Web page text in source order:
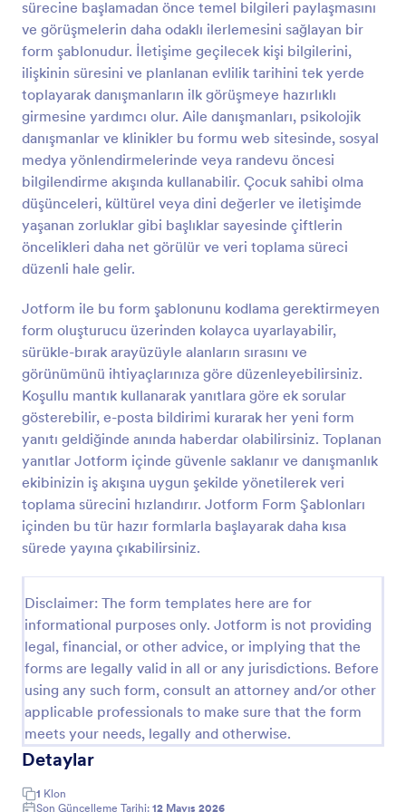
sürecine başlamadan önce temel bilgileri paylaşmasını
ve görüşmelerin daha odaklı ilerlemesini sağlayan bir
form şablonudur. İletişime geçilecek kişi bilgilerini,
ilişkinin süresini ve planlanan evlilik tarihini tek yerde
toplayarak danışmanların ilk görüşmeye hazırlıklı
girmesine yardımcı olur. Aile danışmanları, psikolojik
danışmanlar ve klinikler bu formu web sitesinde, sosyal
medya yönlendirmelerinde veya randevu öncesi
bilgilendirme akışında kullanabilir. Çocuk sahibi olma
düşünceleri, kültürel veya dini değerler ve iletişimde
yaşanan zorluklar gibi başlıklar sayesinde çiftlerin
öncelikleri daha net görülür ve veri toplama süreci
düzenli hale gelir.
Jotform ile bu form şablonunu kodlama gerektirmeyen
form oluşturucu üzerinden kolayca uyarlayabilir,
sürükle-bırak arayüzüyle alanların sırasını ve
görünümünü ihtiyaçlarınıza göre düzenleyebilirsiniz.
Koşullu mantık kullanarak yanıtlara göre ek sorular
gösterebilir, e-posta bildirimi kurarak her yeni form
yanıtı geldiğinde anında haberdar olabilirsiniz. Toplanan
yanıtlar Jotform içinde güvenle saklanır ve danışmanlık
ekibinizin iş akışına uygun şekilde yönetilerek veri
toplama sürecini hızlandırır. Jotform Form Şablonları
içinden bu tür hazır formlarla başlayarak daha kısa
sürede yayına çıkabilirsiniz.
Disclaimer: The form templates here are for
informational purposes only. Jotform is not providing
legal, financial, or other advice, or implying that the
forms are legally valid in all or any jurisdictions. Before
using any such form, consult an attorney and/or other
applicable professionals to make sure that the form
meets your needs, legally and otherwise.
Detaylar
1 Klon
Son Güncelleme Tarihi: 12 Mayıs 2026
çalışanlarınızın beklentilerini öğrenebilir ve onları
daha iyi şartlar altında daha verimli çalışmaları için
gereken iyileştirmeleri yapabilirsiniz.Jotform, Çalışan
Memnuniyet Anketini ücretsiz bir şekilde
sunmaktadır. Formu istediğiniz gibi değiştirmekten,
detay ekleyip çıkartmaktan çekinmeyin. İhtiyacınız
olan bilgileri toplamak için soruları kişiselleştirmeyi,
Google Drive ve DropBox dahil 100’den fazla
popüler platformlara formunuzu entegre etmeyi
unutmayın. Jotform’un kodlama gerektirmeyen
özellikleriyle gelişiminizi hızlandırın. Artık etrafa
dağılmış belgelere gerek kalmadı!
Önizleme
Diyet Danışmanlığı Formu
Diyet Danışmanlığı Formu ile danışan başvurularını
çevrim içi toplayın, ön değerlendirmeyi hızlandırın ve
Jotform ile veri toplama sürecini tek noktadan
Go to Category:
Diyetisyen Formları
Önizleme